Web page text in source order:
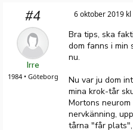
#4
Irre
1984 • Göteborg
6 oktober 2019 kl
Bra tips, ska
dom fanns i min
nu.
Nu var ju dom
mina krok-tår
Mortons
nervkänning,
tårna "får